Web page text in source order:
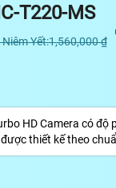
T220-MS
Niêm Yết:1,560,000 ₫
HD Camera có
thiết kế theo